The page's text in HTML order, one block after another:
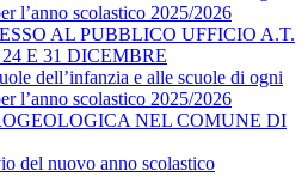
l’anno scolastico 2025/2026
AL PUBBLICO UFFICIO A.T.
E 31 DICEMBRE
dell’infanzia e alle scuole di ogni
l’anno scolastico 2025/2026
NEL COMUNE DI
del nuovo anno scolastico